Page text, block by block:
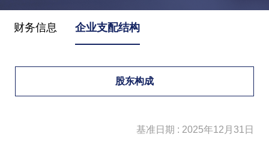
财务信息 企业支配结构
股东构成
基准日期 : 2025年12月31日